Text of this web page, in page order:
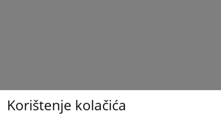
Korištenje kolačića